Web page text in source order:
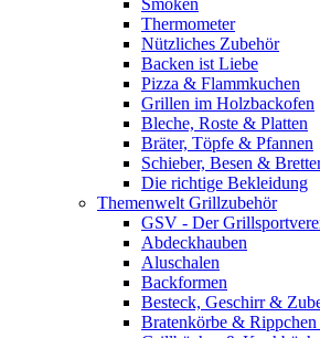
Smoken
Thermometer
Nützliches Zubehör
Backen ist Liebe
Pizza & Flammkuchen
Grillen im Holzbackofen
Bleche, Roste & Platten
Bräter, Töpfe & Pfannen
Schieber, Besen &
Die richtige Bekleidung
Themenwelt Grillzubehör
GSV - Der
Abdeckhauben
Aluschalen
Backformen
Besteck, Geschirr &
Bratenkörbe &